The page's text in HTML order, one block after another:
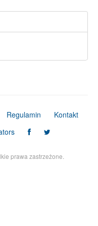
Regulamin
Kontakt
prawa zastrzeżone.